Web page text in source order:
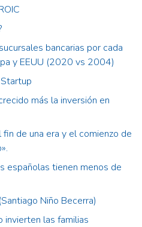
bancarias por cada
y EEUU (2020 vs 2004)
más la inversión en
de una era y el comienzo de
españolas tienen menos de
Niño Becerra)
invierten las familias